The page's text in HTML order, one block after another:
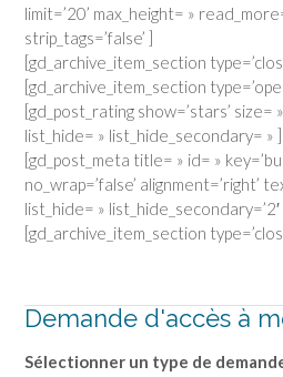
limit=’20’ max_height= »
strip_tags=’false’ ]
[gd_archive_item_section
[gd_archive_item_section
[gd_post_rating show=’stars’ size=
list_hide= » list_hide_secondary= » ]
[gd_post_meta title= » id= »
no_wrap=’false’ alignment=’right’
list_hide= »
[gd_archive_item_section
Demande d'accès à
Sélectionner un type de